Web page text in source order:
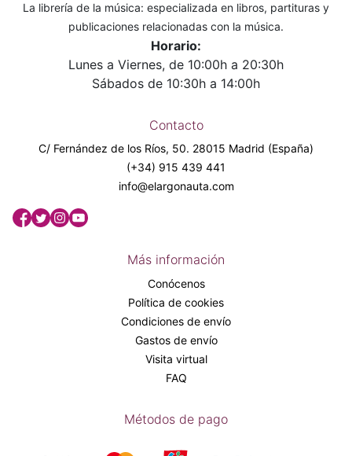
La librería de la música: especializada en libros, partituras y
publicaciones relacionadas con la música.
Horario:
Lunes a Viernes, de 10:00h a 20:30h
Sábados de 10:30h a 14:00h
Contacto
C/ Fernández de los Ríos, 50. 28015 Madrid (España)
(+34) 915 439 441
info@elargonauta.com
Más información
Conócenos
Política de cookies
Condiciones de envío
Gastos de envío
Visita virtual
FAQ
Métodos de pago